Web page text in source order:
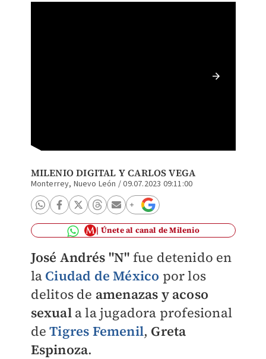
MILENIO DIGITAL Y CARLOS VEGA
Monterrey, Nuevo León /09.07.2023 09:11:00
Únete al canal de Milenio
José Andrés "N" fue detenido en
la Ciudad de México por los
delitos de amenazas y acoso
sexuala la jugadora profesional
deTigres Femenil, Greta
Espinoza.